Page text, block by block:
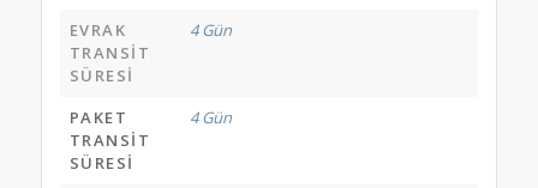
EVRAK
TRANSIT
SÜRESI
4 Gün
PAKET
TRANSIT
SÜRESI
4 Gün